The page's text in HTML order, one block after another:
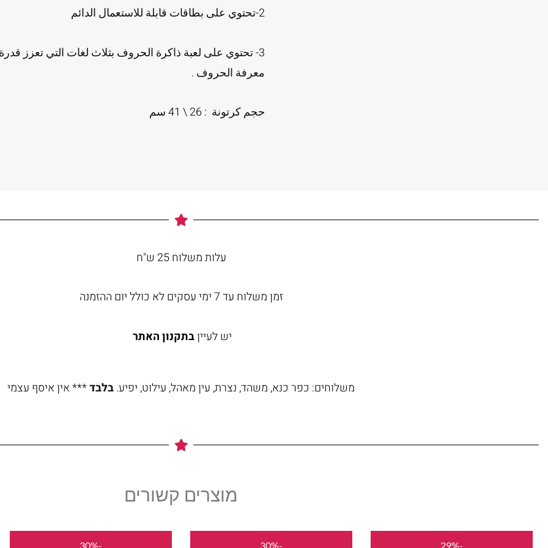
2-تحتوي على بطاقات قابلة للاستعمال الدائم
3- تحتوي على لعبة ذاكرة الحروف بثلاث لغات التي تعزز
معرفة الحروف .
حجم كرتونة : 26 \ 41 سم
עלות משלוח 25 ש"ח
זמן משלוח עד 7 ימי עסקים לא כולל יום ההזמנה
יש לעייןבתקנון האתר
משלוחים: כפר כנא, משהד, נצרת, עין מאהל, עילוט, יפיע.בלבד*** אין איסף עצמי
מוצרים קשורים
-29%
-30%
-30%